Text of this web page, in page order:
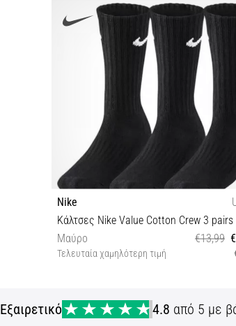
Nike
Κάλτσες Nike Value Cotton Crew 3 pairs
Μαύρο
€13,99
Τελευταία χαμηλότερη τιμή
Εξαιρετικό 4.8 από 5 με